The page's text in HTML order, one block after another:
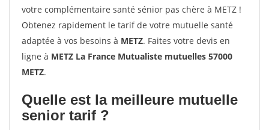
votre complémentaire santé sénior pas chère à METZ !
Obtenez rapidement le tarif de votre mutuelle santé
adaptée à vos besoins à METZ. Faites votre devis en
ligne à METZ La France Mutualiste mutuelles 57000
METZ.
Quelle est la meilleure mutuelle
senior tarif ?